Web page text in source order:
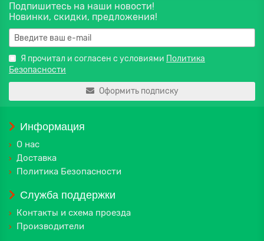
Подпишитесь на наши новости!
Новинки, скидки, предложения!
Я прочитал и согласен с условиями Политика
Безопасности
Оформить подписку
Информация
О нас
Доставка
Политика Безопасности
Служба поддержки
Контакты и схема проезда
Производители